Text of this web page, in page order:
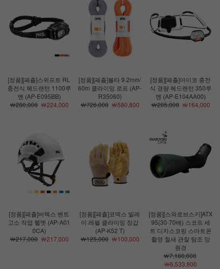
[정품][페츨]스위프트 RL
충전식 헤드랜턴 1100루
멘 (AP-E095BB)
￦280,000￦224,000
[정품][페츨]볼타 9.2mm/
60m 클라이밍 로프 (AP-
R35060)
￦726,000￦580,800
[정품][페츨]아이코 충전
식 경량 헤드랜턴 350루
멘 (AP-E104AA00)
￦205,000￦164,000
[정품][페츨]버텍스 벤트
고소 작업 헬멧 (AP-A01
0CA)
￦217,000￦217,000
[정품][페츨]코덱스 빌레
이 레펠 클라이밍 장갑
(AP-K52 T)
￦125,000￦100,000
[정품][스와로브스키]ATX
95(30-70배) 스코프 세
트 디지스코핑 스마트폰
촬영 철새 관찰 탐조 망
원경
￦7,180,000
￦6,533,800